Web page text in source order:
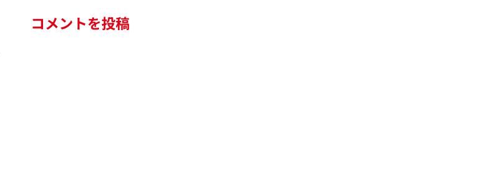
コメントを投稿